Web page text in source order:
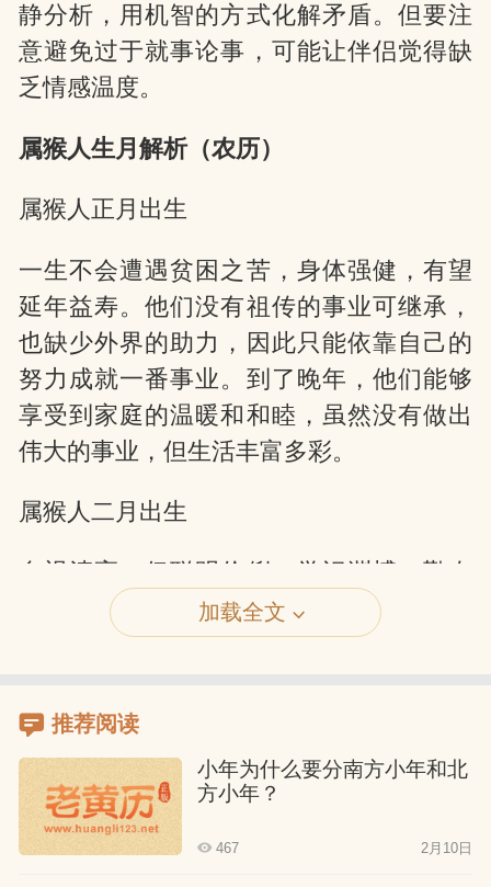
静分析，用机智的方式化解矛盾。但要注
意避免过于就事论事，可能让伴侣觉得缺
乏情感温度。
属猴人生月解析（农历）
属猴人正月出生
一生不会遭遇贫困之苦，身体强健，有望
延年益寿。他们没有祖传的事业可继承，
也缺少外界的助力，因此只能依靠自己的
努力成就一番事业。到了晚年，他们能够
享受到家庭的温暖和和睦，虽然没有做出
伟大的事业，但生活丰富多彩。
属猴人二月出生
自视清高，但聪明伶俐，学识渊博，勤奋
好学。遗憾的是，他们缺少机遇，也没有
祖传的事业可以继承，父母也难以给予帮
期，他们的才能才开始得到发挥，性格孤
僻，不愿与平庸之人交往。
属猴人三月出生
加载全文
推荐阅读
小年为什么要分南方小年和北
方小年？
467 2月10日